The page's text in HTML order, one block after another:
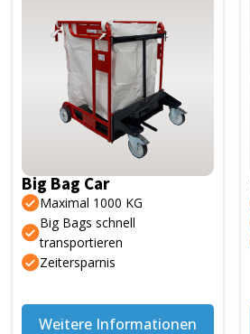
Big Bag Car
Maximal 1000 KG
Big Bags schnell
transportieren
Zeitersparnis
Weitere Informationen